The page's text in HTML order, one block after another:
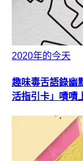
2020年的今天
趣味毒舌語錄幽
活指引卡」嘖嘖